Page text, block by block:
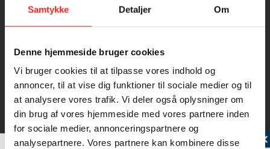
Samtykke Detaljer Om
Denne hjemmeside bruger cookies
Vi bruger cookies til at tilpasse vores indhold og
annoncer, til at vise dig funktioner til sociale medier og til
at analysere vores trafik. Vi deler også oplysninger om
din brug af vores hjemmeside med vores partnere inden
for sociale medier, annonceringspartnere og
analysepartnere. Vores partnere kan kombinere disse
Reje (Koldtvands)
Rejen er rød med lange savtakkede pandetorn og runde
sorte øjne. Det tynde…
Læs mere
Tilmeld dig vores nyhedsbrev